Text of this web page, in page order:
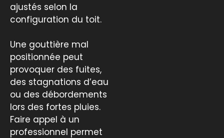
ajustés selon la
configuration du toit.
Une gouttière mal
positionnée peut
provoquer des fuites,
des stagnations d’eau
ou des débordements
lors des fortes pluies.
Faire appel à un
professionnel permet